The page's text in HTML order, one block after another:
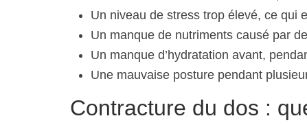
Un niveau de stress trop élevé, ce qui
Un manque de nutriments causé par
Un manque d’hydratation avant,
Une mauvaise posture pendant
Contracture du dos :